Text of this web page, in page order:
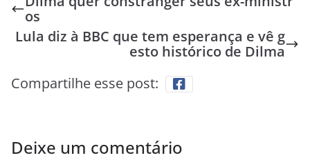
os
Lula diz à BBC que tem esperança e vê g
esto histórico de Dilma
Compartilhe esse post:
Deixe um comentário